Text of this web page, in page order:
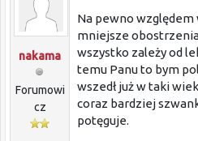
nakama
Forumowi
cz
Na pewno względem
mniejsze
wszystko zależy od
temu Panu to bym
wszedł już w taki
coraz bardziej
potęguje.